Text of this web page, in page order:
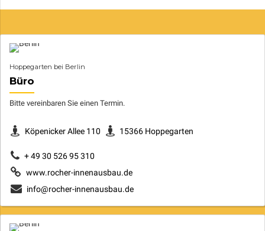
Hoppegarten bei Berlin
Büro
Bitte vereinbaren Sie einen Termin.
Köpenicker Allee 110 15366 Hoppegarten
+ 49 30 526 95 310
www.rocher-innenausbau.de
info@rocher-innenausbau.de